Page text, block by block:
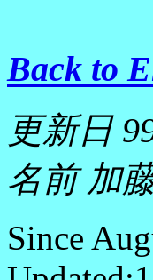
Back to
更新日
名前 加
Since